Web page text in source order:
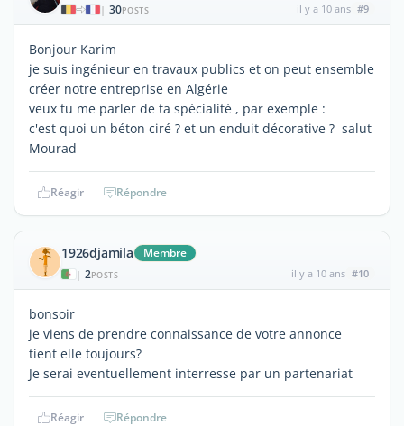
| 30POSTS il y a 10 ans #9
Bonjour Karim
je suis ingénieur en travaux publics et on peut ensemble
créer notre entreprise en Algérie
veux tu me parler de ta spécialité , par exemple :
c'est quoi un béton ciré ? et un enduit décorative ? salut
Mourad
Réagir Répondre
1926djamila Membre
| 2POSTS il y a 10 ans #10
bonsoir
je viens de prendre connaissance de votre annonce
tient elle toujours?
Je serai eventuellement interresse par un partenariat
Réagir Répondre